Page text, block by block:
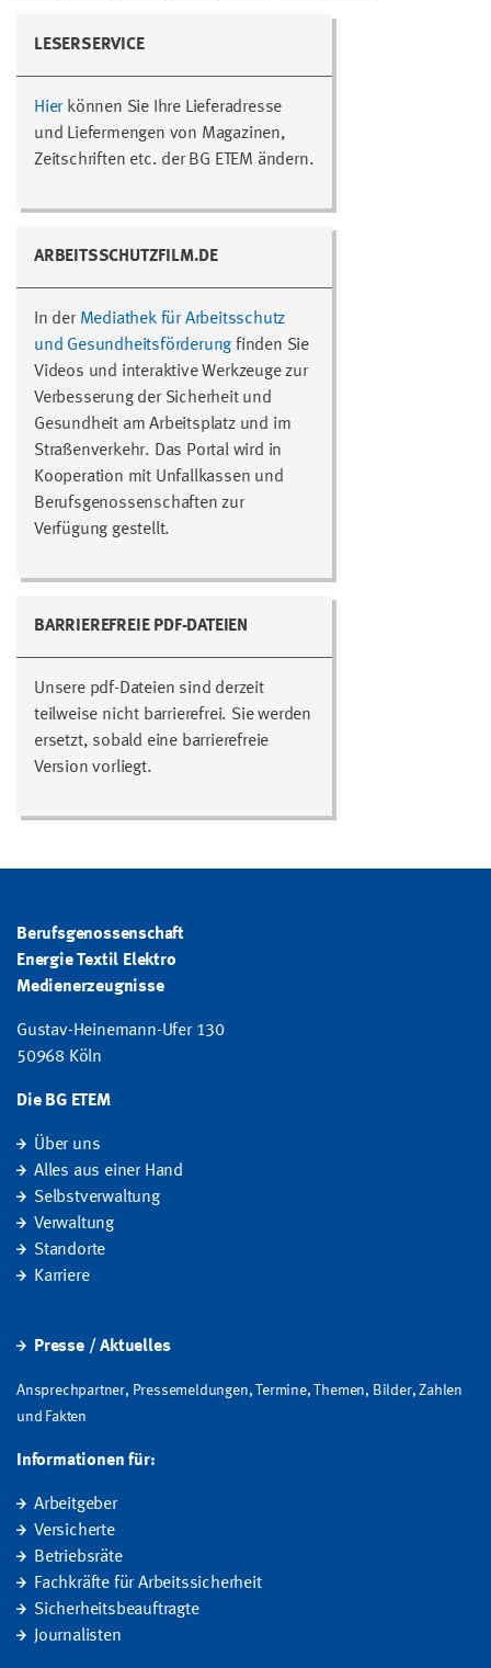
LESERSERVICE
Hier können Sie Ihre Lieferadresse
und Liefermengen von Magazinen,
Zeitschriften etc. der BG ETEM ändern.
ARBEITSSCHUTZFILM.DE
In der Mediathek für Arbeitsschutz
und Gesundheitsförderung finden Sie
Videos und interaktive Werkzeuge zur
Verbesserung der Sicherheit und
Gesundheit am Arbeitsplatz und im
Straßenverkehr. Das Portal wird in
Kooperation mit Unfallkassen und
Berufsgenossenschaften zur
Verfügung gestellt.
BARRIEREFREIE PDF-DATEIEN
Unsere pdf-Dateien sind derzeit
teilweise nicht barrierefrei. Sie werden
ersetzt, sobald eine barrierefreie
Version vorliegt.
Berufsgenossenschaft
Energie Textil Elektro
Medienerzeugnisse
Gustav-Heinemann-Ufer 130
50968 Köln
Die BG ETEM
Über uns
Alles aus einer Hand
Selbstverwaltung
Verwaltung
Standorte
Karriere
Presse / Aktuelles
Ansprechpartner, Pressemeldungen, Termine, Themen, Bilder, Zahlen
und Fakten
Informationen für:
Arbeitgeber
Versicherte
Betriebsräte
Fachkräfte für Arbeitssicherheit
Sicherheitsbeauftragte
Journalisten